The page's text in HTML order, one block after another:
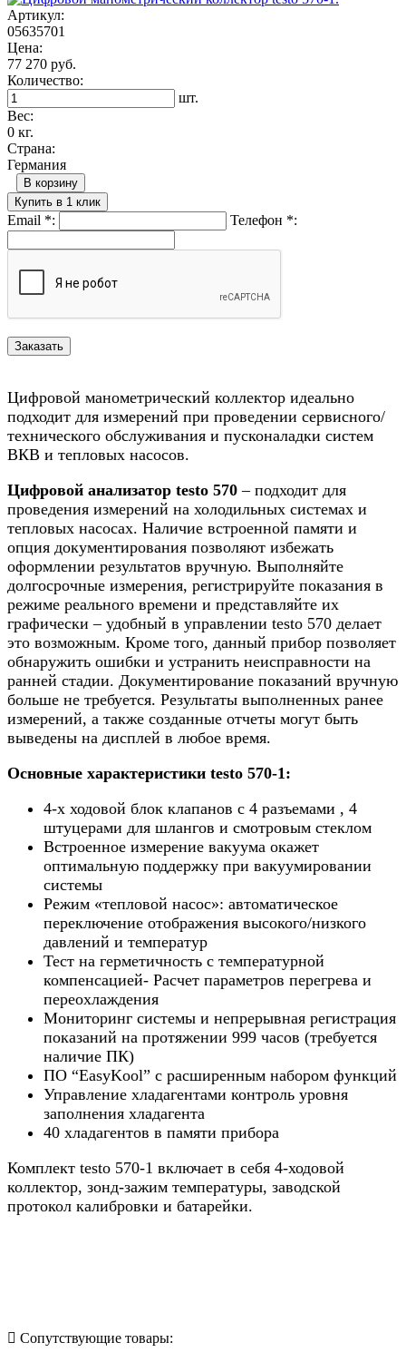
Артикул:
05635701
Цена:
77 270 руб.
Количество:
шт.
Вес:
0 кг.
Страна:
Германия
В корзину
Купить в 1 клик
Email *: Телефон *:
Цифровой манометрический коллектор идеально
подходит для измерений при проведении сервисного/
технического обслуживания и пусконаладки систем
ВКВ и тепловых насосов.
Цифровой анализатор testo 570 – подходит для
проведения измерений на холодильных системах и
тепловых насосах. Наличие встроенной памяти и
опция документирования позволяют избежать
оформлении результатов вручную. Выполняйте
долгосрочные измерения, регистрируйте показания в
режиме реального времени и представляйте их
графически – удобный в управлении testo 570 делает
это возможным. Кроме того, данный прибор позволяет
обнаружить ошибки и устранить неисправности на
ранней стадии. Документирование показаний вручную
больше не требуется. Результаты выполненных ранее
измерений, а также созданные отчеты могут быть
выведены на дисплей в любое время.
Основные характеристики testo 570-1:
4-х ходовой блок клапанов с 4 разъемами , 4
штуцерами для шлангов и смотровым стеклом
Встроенное измерение вакуума окажет
оптимальную поддержку при вакуумировании
системы
Режим «тепловой насос»: автоматическое
переключение отображения высокого/низкого
давлений и температур
Тест на герметичность с температурной
компенсацией- Расчет параметров перегрева и
переохлаждения
Мониторинг системы и непрерывная регистрация
показаний на протяжении 999 часов (требуется
наличие ПК)
ПО “EasyKool” с расширенным набором функций
Управление хладагентами контроль уровня
заполнения хладагента
40 хладагентов в памяти прибора
Комплект testo 570-1 включает в себя 4-ходовой
коллектор, зонд-зажим температуры, заводской
протокол калибровки и батарейки.
Сопутствующие товары: